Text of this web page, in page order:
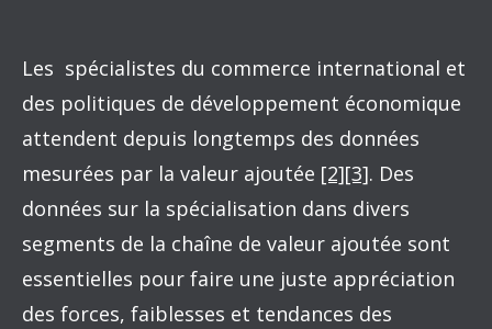
Les spécialistes du commerce international et
des politiques de développement économique
attendent depuis longtemps des données
mesurées par la valeur ajoutée [2][3]. Des
données sur la spécialisation dans divers
segments de la chaîne de valeur ajoutée sont
essentielles pour faire une juste appréciation
des forces, faiblesses et tendances des